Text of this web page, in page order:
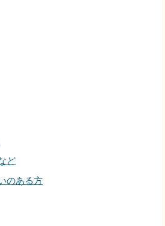
ど
のある方